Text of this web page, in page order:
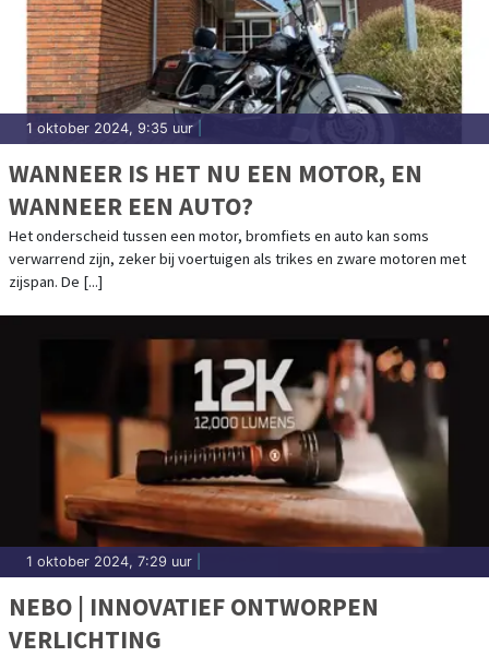
1 oktober 2024, 9:35 uur
WANNEER IS HET NU EEN MOTOR, EN
WANNEER EEN AUTO?
Het onderscheid tussen een motor, bromfiets en auto kan soms
verwarrend zijn, zeker bij voertuigen als trikes en zware motoren met
zijspan. De [...]
1 oktober 2024, 7:29 uur
NEBO | INNOVATIEF ONTWORPEN
VERLICHTING